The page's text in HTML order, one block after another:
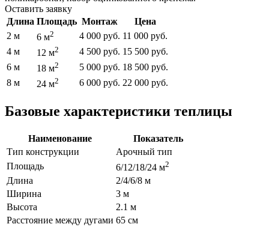
Оставить заявку
Длина Площадь Монтаж
Цена
2 м
6 м2 4 000 руб. 11 000 руб.
4 м
12 м2 4 500 руб. 15 500 руб.
6 м
18 м2 5 000 руб. 18 500 руб.
8 м
24 м2 6 000 руб. 22 000 руб.
Базовые характеристики теплицы
Наименование
Показатель
Тип конструкции
Арочный тип
Площадь
6/12/18/24 м2
Длина
2/4/6/8 м
Ширина
3 м
Высота
2.1 м
Расстояние между дугами 65 см